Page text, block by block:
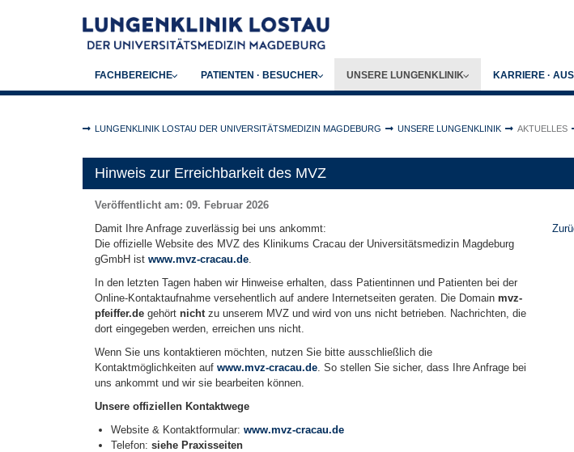
SUBMENU FOR
FACHBEREICHE SUBMENU FOR
PATIENTEN · BESUCHER SUBMENU FOR
UNSERE LUNGENKLINIK SUBMENU FOR
KARRIERE ·
Sie sind hier:
LUNGENKLINIK LOSTAU DER UNIVERSITÄTSMEDIZIN MAGDEBURG UNSERE LUNGENKLINIK AKTUELLES
Hinweis zur Erreichbarkeit des MVZ
Veröffentlicht am: 09. Februar 2026
Damit Ihre Anfrage zuverlässig bei uns ankommt:
Die offizielle Website des MVZ des Klinikums Cracau der Universitätsmedizin Magdeburg
gGmbH ist www.mvz-cracau.de.
In den letzten Tagen haben wir Hinweise erhalten, dass Patientinnen und Patienten bei der
Online-Kontaktaufnahme versehentlich auf andere Internetseiten geraten. Die Domain mvz-
pfeiffer.de gehört nichtzu unserem MVZ und wird von uns nicht betrieben. Nachrichten, die
dort eingegeben werden, erreichen uns nicht.
Wenn Sie uns kontaktieren möchten, nutzen Sie bitte ausschließlich die
Kontaktmöglichkeiten auf www.mvz-cracau.de. So stellen Sie sicher, dass Ihre Anfrage bei
uns ankommt und wir sie bearbeiten können.
Unsere offiziellen Kontaktwege
Website & Kontaktformular: www.mvz-cracau.de
Telefon: siehe Praxisseiten